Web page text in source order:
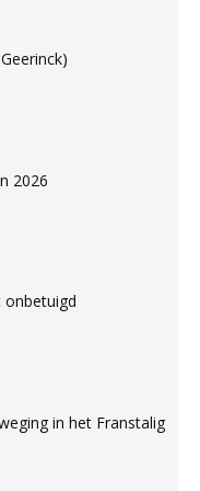
2026
onbetuigd
in het Franstalig